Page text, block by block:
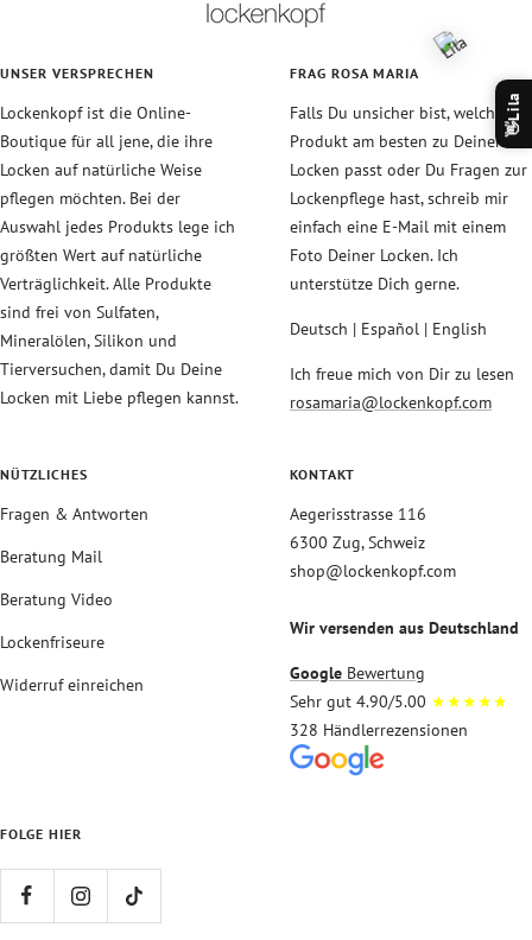
UNSER VERSPRECHEN
Lockenkopf ist die Online-
Boutique für all jene, die ihre
Locken auf natürliche Weise
pflegen möchten. Bei der
Auswahl jedes Produkts lege ich
größten Wert auf natürliche
Verträglichkeit. Alle Produkte
sind frei von Sulfaten,
Mineralölen, Silikon und
Tierversuchen, damit Du Deine
Locken mit Liebe pflegen kannst.
FRAG ROSA MARIA
Falls Du unsicher bist, welches
Produkt am besten zu Deinen
Locken passt oder Du Fragen zur
Lockenpflege hast, schreib mir
einfach eine E-Mail mit einem
Foto Deiner Locken. Ich
unterstütze Dich gerne.
Deutsch | Español | English
Ich freue mich von Dir zu lesen
rosamaria@lockenkopf.com
NÜTZLICHES
Fragen & Antworten
Beratung Mail
Beratung Video
Lockenfriseure
Widerruf einreichen
KONTAKT
Aegerisstrasse 116
6300 Zug, Schweiz
shop@lockenkopf.com
Wir versenden aus Deutschland
Google Bewertung
Sehr gut 4.90/5.00 ★★★★★
328 Händlerrezensionen
FOLGE HIER
👋
Lila